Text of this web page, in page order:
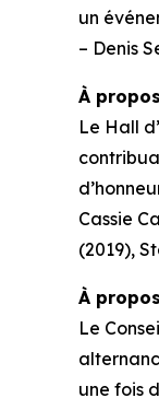
un
– Denis
À
Le Hall
Cassie
(2019),
À
Le
une fois